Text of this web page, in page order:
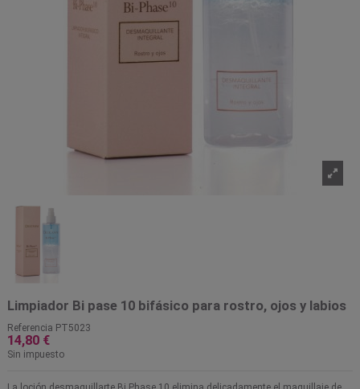
Limpiador Bi pase 10 bifásico para rostro, ojos y labios
Referencia PT5023
14,80 €
Sin impuesto